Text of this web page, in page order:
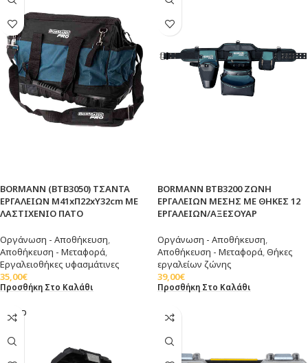
BORMANN (BTB3050) ΤΣΑΝΤΑ
ΕΡΓΑΛΕΙΩΝ Μ41xΠ22xΥ32cm ΜΕ
ΛΑΣΤΙΧΕΝΙΟ ΠΑΤΟ
Οργάνωση - Αποθήκευση
Αποθήκευση - Μεταφορά
Εργαλειοθήκες υφασμάτινες
35,00€
Προσθήκη Στο Καλάθι
BORMANN BTB3200 ΖΩΝΗ
ΕΡΓΑΛΕΙΩΝ ΜΕΣΗΣ ΜΕ ΘΗΚΕΣ 12
ΕΡΓΑΛΕΙΩΝ/ΑΞΕΣΟΥΑΡ
Οργάνωση - Αποθήκευση
Αποθήκευση - Μεταφορά Θήκες
εργαλείων ζώνης
39,00€
Προσθήκη Στο Καλάθι
SOLD
OUT